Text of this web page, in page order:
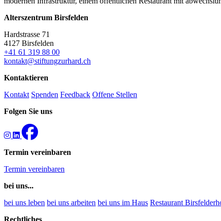
Alterszentrum Birsfelden
Hardstrasse 71
4127 Birsfelden
+41 61 319 88 00
kontakt@stiftungzurhard.ch
Kontaktieren
Kontakt Spenden Feedback Offene Stellen
Folgen Sie uns
Termin vereinbaren
Termin vereinbaren
bei uns...
bei uns leben bei uns arbeiten bei uns im Haus Restaurant
Rechtliches